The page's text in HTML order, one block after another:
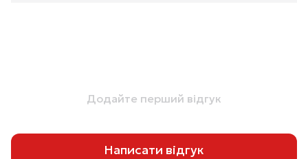
Додайте перший відгук
Написати відгук